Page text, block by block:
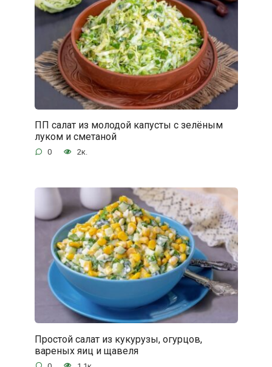
ПП салат из молодой капусты с зелёным
луком и сметаной
0 2к.
Простой салат из кукурузы, огурцов,
вареных яиц и щавеля